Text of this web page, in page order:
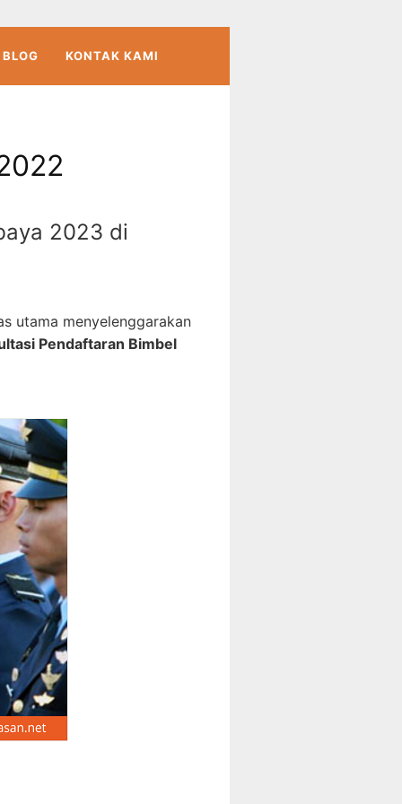
BLOG KONTAK KAMI
2023 di
utama menyelenggarakan
Pendaftaran Bimbel